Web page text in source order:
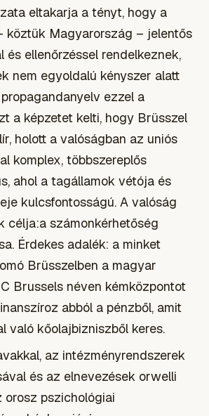
eltakarja a tényt, hogy a
köztük Magyarország – jelentős
és ellenőrzéssel rendelkeznek,
nem egyoldalú kényszer alatt
ezzel a
a képzetet kelti, hogy Brüsszel
holott a valóságban az uniós
komplex, többszereplős
ahol a tagállamok vétója és
kulcsfontosságú. A valóság
célja:a számonkérhetőség
Érdekes adalék: a minket
Brüsszelben a magyar
Brussels néven kémközpontot
abból a pénzből, amit
való kőolajbizniszből keres.
az intézményrendszerek
és az elnevezések orwelli
orosz pszichológiai